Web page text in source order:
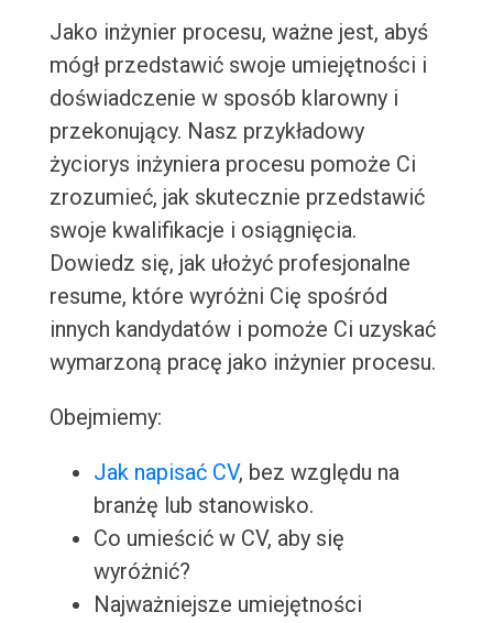
Jako inżynier procesu, ważne jest, abyś
mógł przedstawić swoje umiejętności i
doświadczenie w sposób klarowny i
przekonujący. Nasz przykładowy
życiorys inżyniera procesu pomoże Ci
zrozumieć, jak skutecznie przedstawić
swoje kwalifikacje i osiągnięcia.
Dowiedz się, jak ułożyć profesjonalne
resume, które wyróżni Cię spośród
innych kandydatów i pomoże Ci uzyskać
wymarzoną pracę jako inżynier procesu.
Obejmiemy:
Jak napisać CV, bez względu na
branżę lub stanowisko.
Co umieścić w CV, aby się
wyróżnić?
Najważniejsze umiejętności